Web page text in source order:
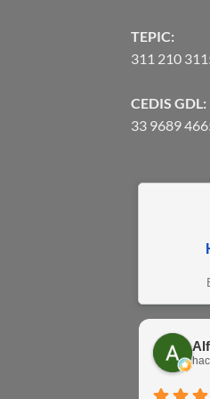
TEPIC:
311 210
CEDIS GDL:
33 9689